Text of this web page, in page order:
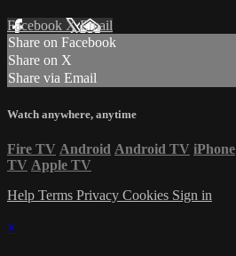
Facebook XEmail
Share on Facebook
Share on X
Share via Email
Watch anywhere, anytime
Fire TV Android Android TV iPhone
TV Apple TV
Help Terms Privacy Cookies Sign in
×